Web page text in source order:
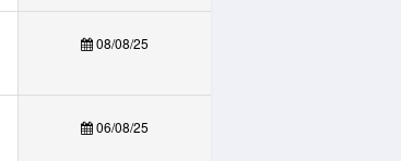
08/08/25
06/08/25